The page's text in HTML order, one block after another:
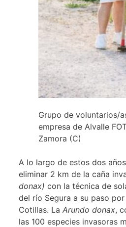
Grupo de voluntarios/
empresa de Alvalle
Zamora (C)
A lo largo de estos dos
eliminar 2 km de la caña
donax) con la técnica de
del río Segura a su paso
Cotillas. La Arundo donax,
las 100 especies invasoras